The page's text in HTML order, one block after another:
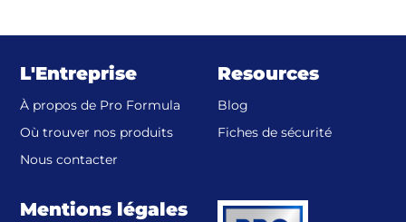
L'Entreprise
À propos de Pro Formula
Où trouver nos produits
Nous contacter
Resources
Blog
Fiches de sécurité(opens in a
Mentions légales